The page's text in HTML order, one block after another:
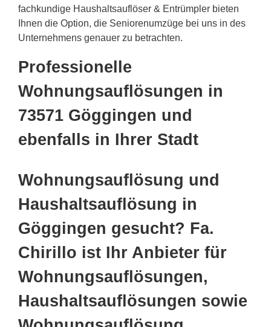
fachkundige Haushaltsauflöser & Entrümpler bieten
Ihnen die Option, die Seniorenumzüge bei uns in des
Unternehmens genauer zu betrachten.
Professionelle
Wohnungsauflösungen in
73571 Göggingen und
ebenfalls in Ihrer Stadt
Wohnungsauflösung und
Haushaltsauflösung in
Göggingen gesucht? Fa.
Chirillo ist Ihr Anbieter für
Wohnungsauflösungen,
Haushaltsauflösungen sowie